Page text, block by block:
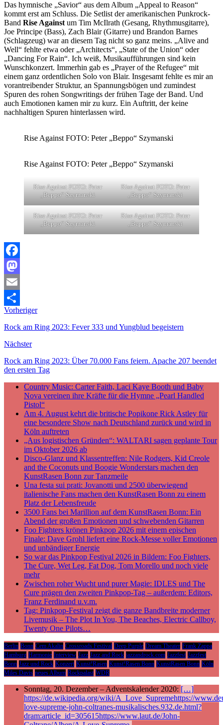
Das hymnische „Savior“ aus dem Album „Appeal to Reason“
kommt erst am Schluss. Die Setlist der amerikanischen Punkrock-
Band Rise Against um Tim McIlrath (Gesang, Rhythmusgitarre),
Joe Principe (Bass), Zach Blair (Gitarre) und Brandon Barnes
(Schlagzeug) war an diesem Tag nicht so ganz meins. „Alive and
Well“ fehlte etwa oder „Architects“, „State of the Union“ oder
„Dancing For Rain“. Ich weiß, Musikaufführungen sind kein
Wunschkonzert. Immerhin gab es „Prayer of the Refugee“ mit
einem ganz ordentlichen Solo von Blair. Insgesamt fehlte es mir an
vorantreibender Struktur, an Spannungsbögen und zumindest
Spuren des rohen Songwritings der frühen Tage der Band. Und
auch Emotionen kamen mir zu kurz. Ein Auftritt, der keine
nachhaltigen Spuren hinterlassen wird.
Rise Against FOTO: Peter „Beppo“ Szymanski
Rise Against FOTO: Peter „Beppo“ Szymanski
Rise Against FOTO: Peter
„Beppo“ Szymanski
Rise Against FOTO: Peter
„Beppo“ Szymanski
Rise Against FOTO: Peter
„Beppo“ Szymanski
Rise Against FOTO: Peter
„Beppo“ Szymanski
Facebook
Mastodon
Email
Teilen
Vorheriger
Rock am Ring 2023: Fever 333 und Yungblud begeistern
Nächster
Rock am Ring 2023: Über 70.000 Fans feiern. Apache 207 beendet
den ersten Tag
Country Music: Carter Faith, Laci Kaye Booth und Baby
Nova vereinen ihre Kräfte für die Hymne „Pearl Handled
Pistol“
Am 4. August kehrt die britische Popikone Rick Astley für
eine besondere Show nach Deutschland zurück und wird in
Köln auftreten
„Aus logistischen Gründen“: WALTARI sagen geplante Tour
im Oktober 2026 ab
Disco-Glanz und Klassentreffen: Nile Rodgers, Kid Creole
and the Coconuts und Boogie Wonderstars machen den
KunstRasen Bonn zur Tanzmeile
Una festa sui prati: Jovanotti und 2500 überwiegend
italienische Fans machen den KunstRasen Bonn zu einem
Platz der Lebensfreude
3500 Fans bei Marillion auf dem KunstRasen Bonn: Ein
Abend der großen Emotionen und schwebenden Gitarren
Foo Fighters krönen Pinkpop 2026 mit einem epischen
Finale: Dave Grohl liefert eine Rock-Messe voller Emotionen
und unbändiger Energie
So war das Pinkpop Festival 2026 in Bildern: Foo Fighters,
The Cure, Wet Leg, Fat Dog, Tom Morello und noch viele
mehr
Zwischen roher Wucht und purer Magie: IDLES und The
Cure prägen den zweiten Pinkpop-Tag – außerdem: Editors,
Franz Ferdinand u.v.m.
Tag: Pinkpop-Festival zeigt die ganze Bandbreite moderner
Livemusik – The Plot In You, The Beaches, Electric Callboy,
Twenty One Pilots…
Berlin Bonn Cem Akalin Crossroads Festival Deep Purple Dream Theater Frank Zappa
Hamburg Harmonie Interview Jazz Jazz and Rock jazzandrock.com Jazzfest Jazzfest
Bonn Jazz und Rock Konzert Kunst!Rasen Kunst!Rasen Bonn KunstRasen Bonn Köln
Miles Davis neues Album Rockpalast WDR
Sonntag, 20. Dezember – Adventskalender 2020: […]
https://de.wikipedia.org/wiki/A_Love_Supremehttps://
love-supreme-john-coltranes-musikalisches.932.de.html?
dram:article_id=305615https://www.laut.de/John-